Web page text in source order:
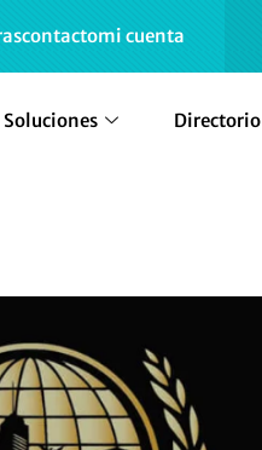
contactomi cuenta
Soluciones Directorio